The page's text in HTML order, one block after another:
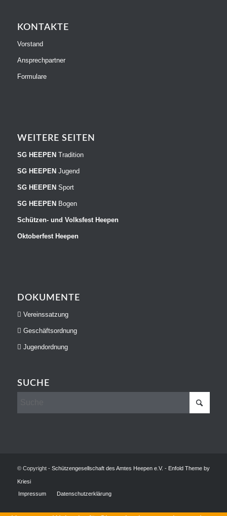
KONTAKTE
Vorstand
Ansprechpartner
Formulare
WEITERE SEITEN
SG HEEPEN Tradition
SG HEEPEN Jugend
SG HEEPEN Sport
SG HEEPEN Bogen
Schützen- und Volksfest Heepen
Oktoberfest Heepen
DOKUMENTE
Vereinssatzung
Geschäftsordnung
Jugendordnung
SUCHE
© Copyright - Schützengesellschaft des Amtes Heepen e.V. - Enfold Theme by
Kriesi
Impressum
Datenschutzerklärung